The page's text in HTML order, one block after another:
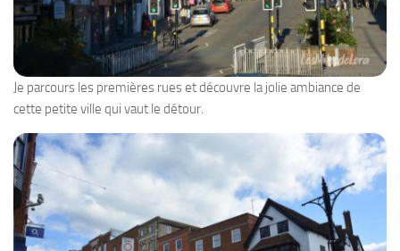
Je parcours les premières rues et découvre la jolie ambiance de
cette petite ville qui vaut le détour.